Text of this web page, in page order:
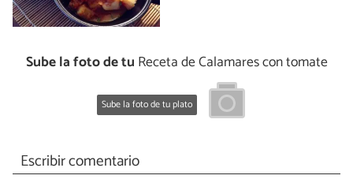
Sube la foto de tu Receta de Calamares con tomate
Sube la foto de tu plato
Escribir comentario